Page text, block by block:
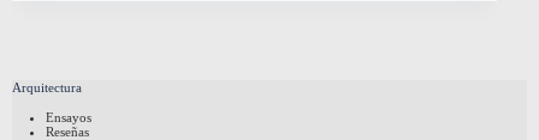
Arquitectura
Ensayos
Reseñas